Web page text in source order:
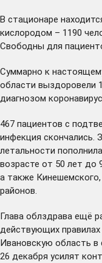
В стационаре
кислородом – 1190
Свободны для
Суммарно к
области выздоровели
диагнозом
467 пациентов с
инфекция скончались.
летальности
возрасте от 50 лет до
а также
районов.
Глава облздрава ещё
действующих
Ивановскую область в
26 декабря усилят